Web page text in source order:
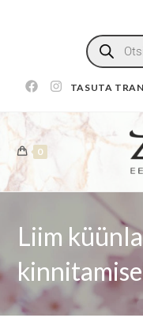
TASUTA
0
Liim